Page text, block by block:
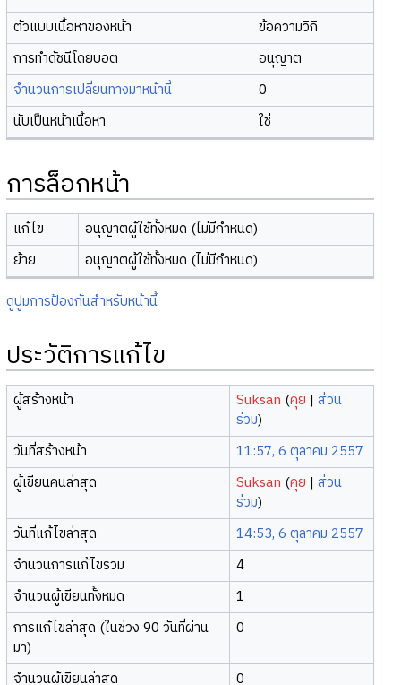
ตัวแบบเนื้อหาของหน้า
ข้อความวิกิ
การทำดัชนีโดยบอต
อนุญาต
จำนวนการเปลี่ยนทางมาหน้านี้
0
นับเป็นหน้าเนื้อหา
ใช่
การล็อกหน้า
แก้ไข
อนุญาตผู้ใช้ทั้งหมด (ไม่มีกำหนด)
ย้าย
อนุญาตผู้ใช้ทั้งหมด (ไม่มีกำหนด)
ดูปูมการป้องกันสำหรับหน้านี้
ประวัติการแก้ไข
ผู้สร้างหน้า Suksan (คุย |ส่วน
ร่วม)
วันที่สร้างหน้า
11:57, 6 ตุลาคม 2557
ผู้เขียนคนล่าสุด
Suksan (คุย |ส่วน
ร่วม)
วันที่แก้ไขล่าสุด
14:53, 6 ตุลาคม 2557
จำนวนการแก้ไขรวม
4
จำนวนผู้เขียนทั้งหมด
1
การแก้ไขล่าสุด (ในช่วง 90 วันที่ผ่าน
มา)
0
จำนวนผู้เขียนล่าสุด 0